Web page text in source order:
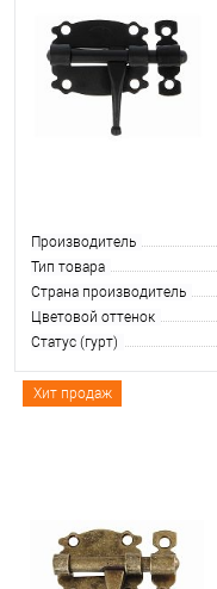
Производитель
Тип товара
Страна производитель
Цветовой оттенок
Статус (гурт)
Хит продаж